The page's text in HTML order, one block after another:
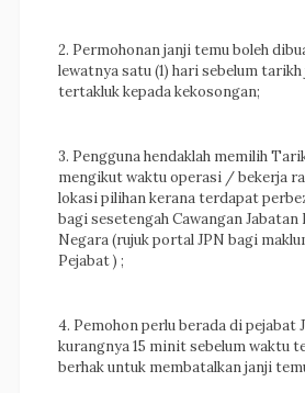
2. Permohonan janji temu boleh
lewatnya satu (1) hari sebelum
tertakluk kepada kekosongan;
3. Pengguna hendaklah memilih
mengikut waktu operasi / bekerja
lokasi pilihan kerana terdapat
bagi sesetengah Cawangan
Negara (rujuk portal JPN bagi
Pejabat ) ;
4. Pemohon perlu berada di pejabat
kurangnya 15 minit sebelum waktu
berhak untuk membatalkan janji